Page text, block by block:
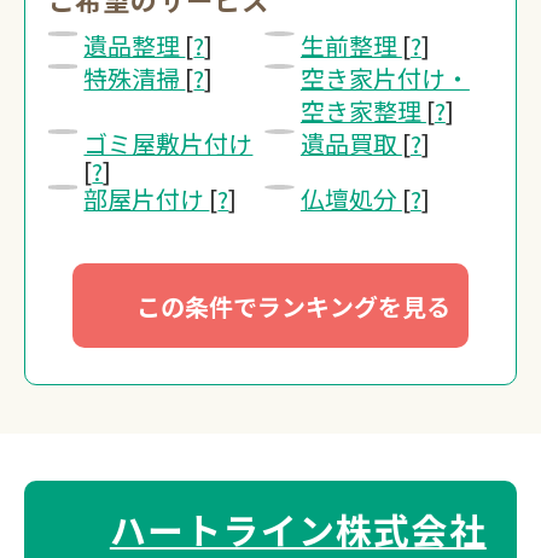
無料・24時間受付
Webで無料見積りする
遺品整理 [?] 生前整理 [?]
特殊清掃 [?]
空き家片付け・
空き家整理 [?]
ゴミ屋敷片付け
[?]
遺品買取 [?]
部屋片付け [?] 仏壇処分 [?]
この条件でランキングを見る
ハートライン株式会社